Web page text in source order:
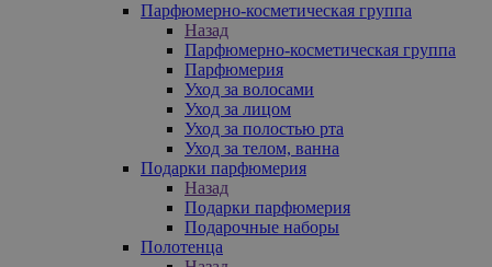
Парфюмерно-косметическая группа
Назад
Парфюмерно-косметическая группа
Парфюмерия
Уход за волосами
Уход за лицом
Уход за полостью рта
Уход за телом, ванна
Подарки парфюмерия
Назад
Подарки парфюмерия
Подарочные наборы
Полотенца